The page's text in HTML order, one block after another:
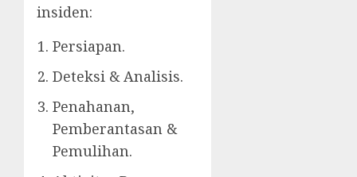
insiden:
Persiapan.
Deteksi & Analisis.
Penahanan,
Pemberantasan &
Pemulihan.